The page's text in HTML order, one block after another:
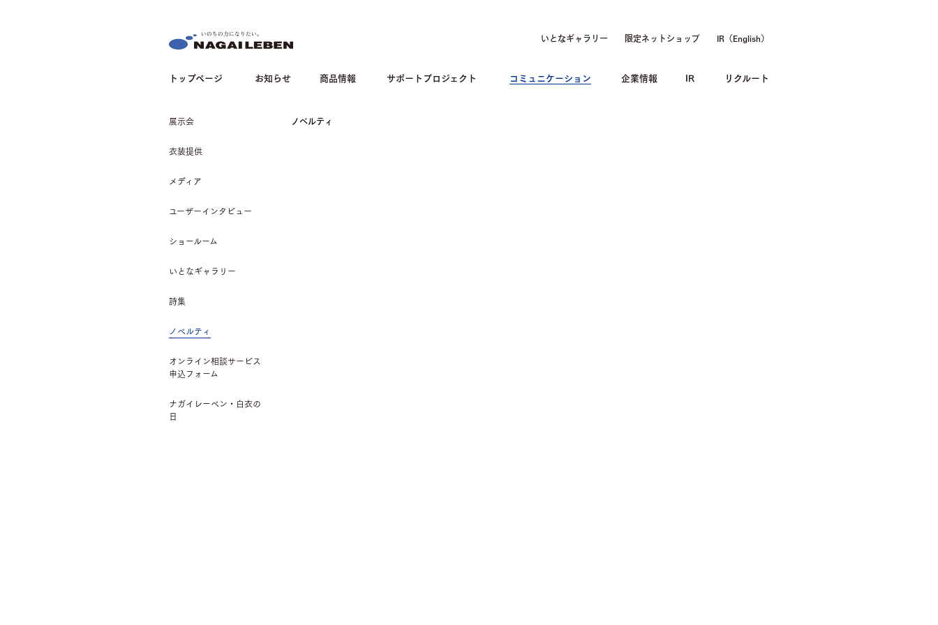
いとなギャラリー 限定ネットショップ IR（English）
トップページ お知らせ 商品情報 サポートプロジェクト コミュニケーション 企業情報 IR リクルート
展示会
衣装提供
メディア
ユーザーインタビュー
ショールーム
いとなギャラリー
詩集
ノベルティ
オンライン相談サービス
申込フォーム
ナガイレーベン・白衣の
日
ノベルティ